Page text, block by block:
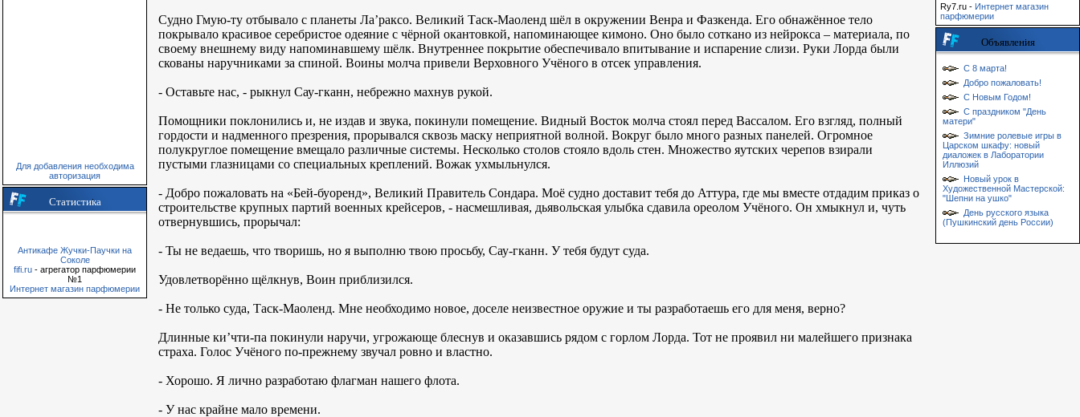
Для добавления необходима
авторизация
Статистика
Антикафе Жучки-Паучки на
Соколе
fifi.ru - агрегатор парфюмерии
№1
Интернет магазин парфюмерии
Судно Гмую-ту отбывало с планеты Ла’раксо. Великий Таск-Маоленд шёл в окружении Венра и Фазкенда. Его обнажённое тело
покрывало красивое серебристое одеяние с чёрной окантовкой, напоминающее кимоно. Оно было соткано из нейрокса – материала, по
своему внешнему виду напоминавшему шёлк. Внутреннее покрытие обеспечивало впитывание и испарение слизи. Руки Лорда были
скованы наручниками за спиной. Воины молча привели Верховного Учёного в отсек управления.
- Оставьте нас, - рыкнул Сау-гканн, небрежно махнув рукой.
Помощники поклонились и, не издав и звука, покинули помещение. Видный Восток молча стоял перед Вассалом. Его взгляд, полный
гордости и надменного презрения, прорывался сквозь маску неприятной волной. Вокруг было много разных панелей. Огромное
полукруглое помещение вмещало различные системы. Несколько столов стояло вдоль стен. Множество яутских черепов взирали
пустыми глазницами со специальных креплений. Вожак ухмыльнулся.
- Добро пожаловать на «Бей-буоренд», Великий Правитель Сондара. Моё судно доставит тебя до Аттура, где мы вместе отдадим приказ о
строительстве крупных партий военных крейсеров, - насмешливая, дьявольская улыбка сдавила ореолом Учёного. Он хмыкнул и, чуть
отвернувшись, прорычал:
- Ты не ведаешь, что творишь, но я выполню твою просьбу, Сау-гканн. У тебя будут суда.
Удовлетворённо щёлкнув, Воин приблизился.
- Не только суда, Таск-Маоленд. Мне необходимо новое, доселе неизвестное оружие и ты разработаешь его для меня, верно?
Длинные ки’чти-па покинули наручи, угрожающе блеснув и оказавшись рядом с горлом Лорда. Тот не проявил ни малейшего признака
страха. Голос Учёного по-прежнему звучал ровно и властно.
- Хорошо. Я лично разработаю флагман нашего флота.
- У нас крайне мало времени.
Ry7.ru - Интернет магазин
парфюмерии
Объявления
С 8 марта!
Добро пожаловать!
С Новым Годом!
С праздником "День
матери"
Зимние ролевые игры в
Царском шкафу: новый
диаложек в Лаборатории
Иллюзий
Новый урок в
Художественной Мастерской:
"Шепни на ушко"
День русского языка
(Пушкинский день России)